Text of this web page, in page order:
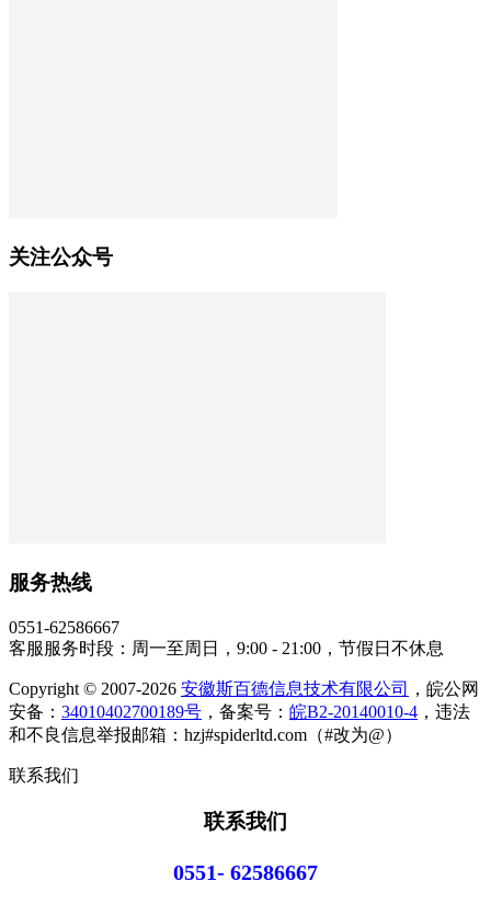
关注公众号
服务热线
0551-62586667
客服服务时段：周一至周日，9:00 - 21:00，节假日不休息
Copyright © 2007-2026 安徽斯百德信息技术有限公司
，皖公网
安备： 34010402700189号 ，备案号： 皖B2-20140010-4 ，违法
和不良信息举报邮箱：hzj#spiderltd.com（#改为@）
联系我们
联系我们
0551- 62586667